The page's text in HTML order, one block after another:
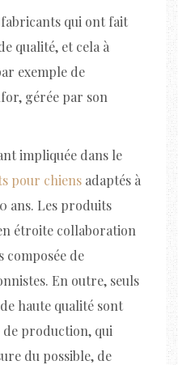
fabricants qui ont fait
qualité, et cela à
exemple de
gérée par son
impliquée dans le
pour chiens adaptés à
ans. Les produits
étroite collaboration
composée de
En outre, seuls
haute qualité sont
de production, qui
du possible, de